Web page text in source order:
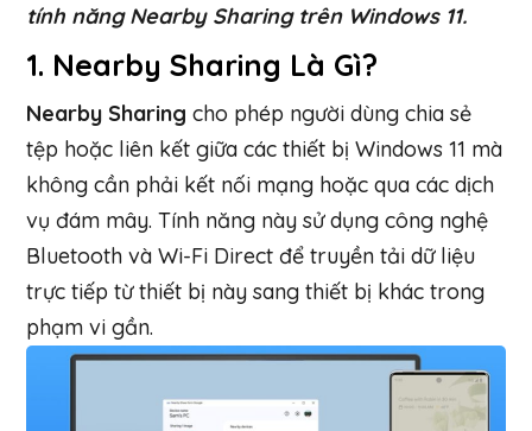
tính năng Nearby Sharing trên Windows 11.
1. Nearby Sharing Là Gì?
Nearby Sharing cho phép người dùng chia sẻ
tệp hoặc liên kết giữa các thiết bị Windows 11 mà
không cần phải kết nối mạng hoặc qua các dịch
vụ đám mây. Tính năng này sử dụng công nghệ
Bluetooth và Wi-Fi Direct để truyền tải dữ liệu
trực tiếp từ thiết bị này sang thiết bị khác trong
phạm vi gần.